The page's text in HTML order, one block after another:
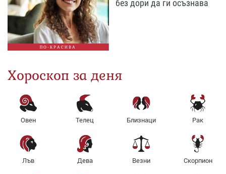
ПО-КРАСИВА
без дори да ги осъзнава
Хороскоп за деня
Овен Телец Близнаци Рак
Лъв Дева Везни Скорпион